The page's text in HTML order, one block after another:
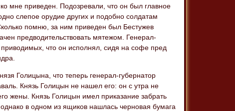
мне приведен. Подозревали, что он был главное
слепое орудие других и подобно солдатам
помню, за ним приведен был Бестужев
предводительствовать мятежом. Генерал-
что он исполнял, сидя на софе пред
Голицына, что теперь генерал-губернатор
Князь Голицын не нашел его: он с утра не
жены. Князь Голицын имел приказание забрать
в одном из ящиков нашлась черновая бумага